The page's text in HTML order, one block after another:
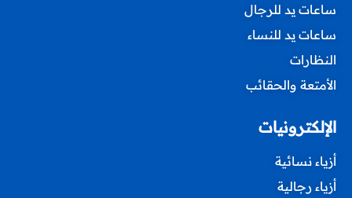
ساعات يد للرجال
ساعات يد للنساء
النظارات
الأمتعة والحقائب
الإلكترونيات
أزياء نسائية
أزياء رجالية